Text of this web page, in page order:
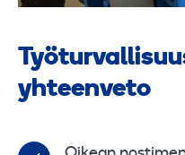
yhteenveto